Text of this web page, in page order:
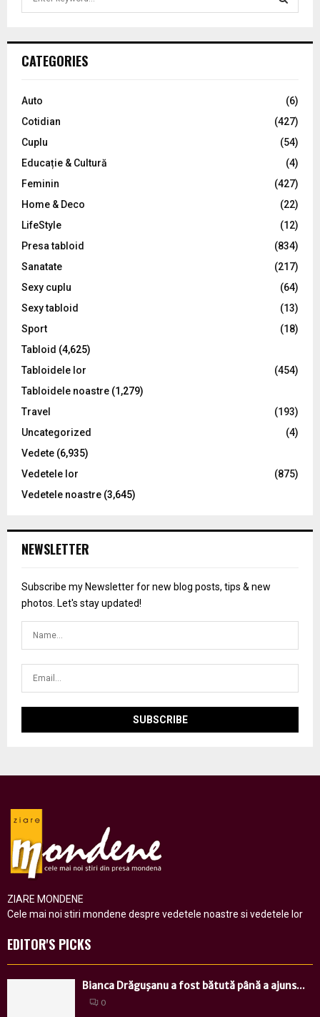
h
o
:
C
CATEGORIES
Auto
(6)
Cotidian
(427)
Cuplu
(54)
Educație & Cultură
(4)
Feminin
(427)
Home & Deco
(22)
LifeStyle
(12)
Presa tabloid
(834)
Sanatate
(217)
Sexy cuplu
(64)
Sexy tabloid
(13)
Sport
(18)
Tabloid (4,625)
Tabloidele lor
(454)
Tabloidele noastre (1,279)
Travel
(193)
Uncategorized
(4)
Vedete (6,935)
Vedetele lor
(875)
Vedetele noastre (3,645)
NEWSLETTER
Subscribe my Newsletter for new blog posts, tips & new
photos. Let's stay updated!
ZIARE MONDENE
Cele mai noi stiri mondene despre vedetele noastre si vedetele lor
EDITOR'S PICKS
Bianca Drăguşanu a fost bătută până a ajuns...
0